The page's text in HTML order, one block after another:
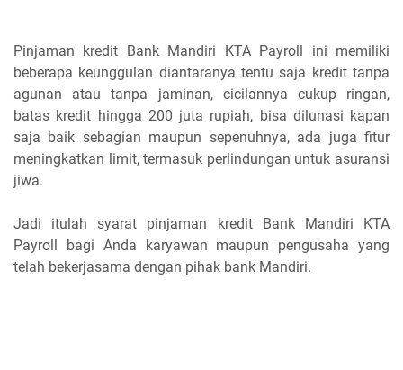
Pinjaman kredit Bank Mandiri KTA Payroll ini memiliki
beberapa keunggulan diantaranya tentu saja kredit tanpa
agunan atau tanpa jaminan, cicilannya cukup ringan,
batas kredit hingga 200 juta rupiah, bisa dilunasi kapan
saja baik sebagian maupun sepenuhnya, ada juga fitur
meningkatkan limit, termasuk perlindungan untuk asuransi
jiwa.
Jadi itulah syarat pinjaman kredit Bank Mandiri KTA
Payroll bagi Anda karyawan maupun pengusaha yang
telah bekerjasama dengan pihak bank Mandiri.